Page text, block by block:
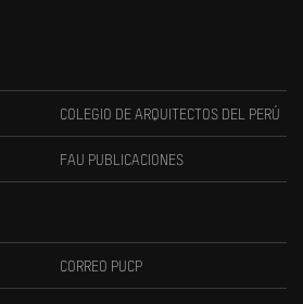
COLEGIO DE ARQUITECTOS DEL PERÚ
FAU PUBLICACIONES
CORREO PUCP